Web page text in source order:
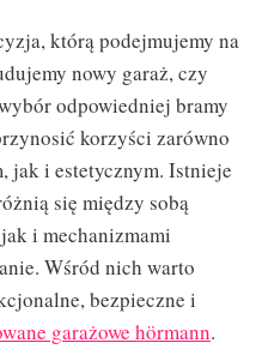
którą podejmujemy na
nowy garaż, czy
odpowiedniej bramy
korzyści zarówno
jak i estetycznym. Istnieje
się między sobą
i mechanizmami
Wśród nich warto
bezpieczne i
garażowe hörmann.